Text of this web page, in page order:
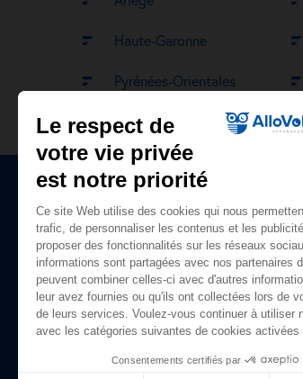
Haute-Garonne
Pyrénées-Orientales
Plan du site
Accueil
Nos prestations
Qui sommes-nous ?
Le respect de
votre vie privée
est notre priorité
Ce site Web utilise des cookies qui nous
trafic, de personnaliser les contenus et les
proposer des fonctionnalités sur les réseaux
informations sont partagées avec nos partenaires
peuvent combiner celles-ci avec d'autres
leur avez fournies ou qu'ils ont collectées lors de
de leurs services. Voulez-vous continuer à utiliser
avec les catégories suivantes de cookies activées
Consentements certifiés par